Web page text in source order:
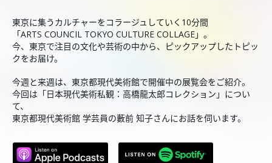
東京に集うカルチャーをコラージュしていく10分間
「ARTS COUNCIL TOKYO CULTURE COLLAGE」。
今、東京で注目の文化や芸術の中から、ピックアップしたトピッ
クをお届け。
今週と来週は、東京都現代美術館で開催中の展覧会をご紹介。
今回は「日本現代美術私観：高橋龍太郎コレクション」につい
て、
東京都現代美術館 学芸員の藪前 知子さんにお話を伺います。